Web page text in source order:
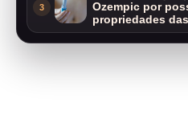
3
Ozempic por
propriedades